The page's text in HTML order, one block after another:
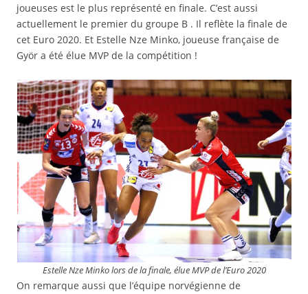
joueuses est le plus représenté en finale. C’est aussi
actuellement le premier du groupe B . Il reflète la finale de
cet Euro 2020. Et Estelle Nze Minko, joueuse française de
Györ a été élue MVP de la compétition !
Estelle Nze Minko lors de la finale, élue MVP de l’Euro 2020
On remarque aussi que l’équipe norvégienne de